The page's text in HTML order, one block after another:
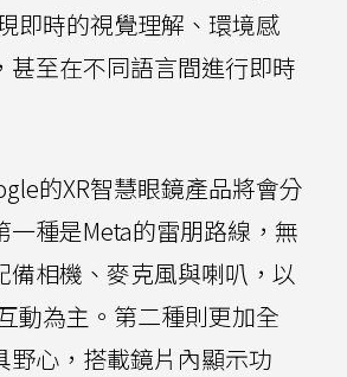
即時的視覺理解、環境感
甚至在不同語言間進行即時
的XR智慧眼鏡產品將會分
一種是Meta的雷朋路線，無
備相機、麥克風與喇叭，以
動為主。第二種則更加全
野心，搭載鏡片內顯示功